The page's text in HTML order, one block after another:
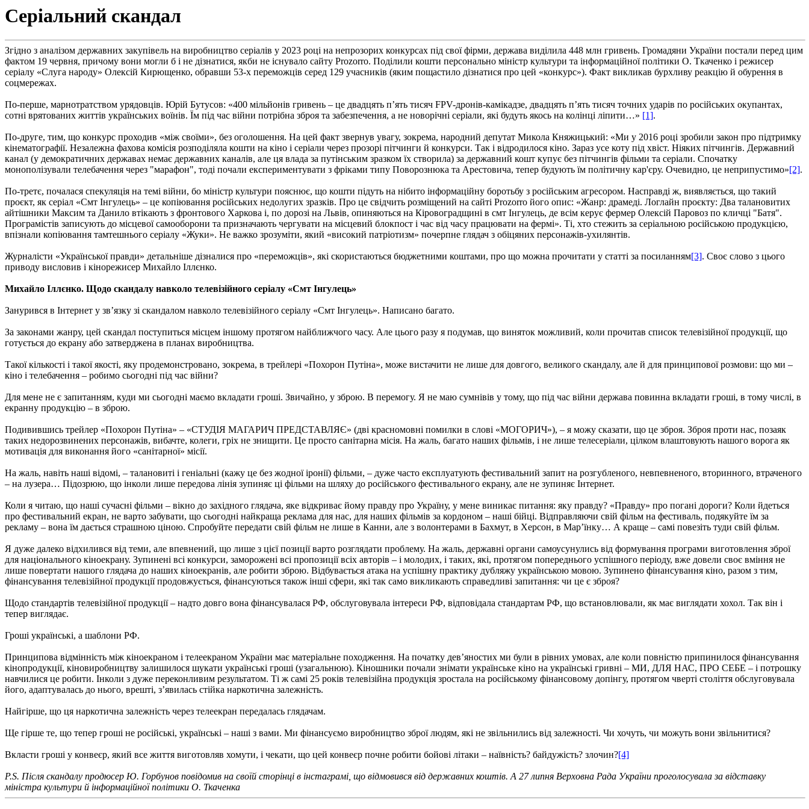
Серіальний скандал
Згідно з аналізом державних закупівель на виробництво серіалів у 2023 році на непрозорих конкурсах під свої фірми, держава виділила 448 млн гривень. Громадяни України постали перед цим
фактом 19 червня, причому вони могли б і не дізнатися, якби не існувало сайту Prozorro. Поділили кошти персонально міністр культури та інформаційної політики О. Ткаченко і режисер
серіалу «Слуга народу» Олексій Кирющенко, обравши 53-х переможців серед 129 учасників (яким пощастило дізнатися про цей «конкурс»). Факт викликав бурхливу реакцію й обурення в
соцмережах.
По-перше, марнотратством урядовців. Юрій Бутусов: «400 мільйонів гривень – це двадцять п’ять тисяч FPV-дронів-камікадзе, двадцять п’ять тисяч точних ударів по російських окупантах,
сотні врятованих життів українських воїнів. Їм під час війни потрібна зброя та забезпечення, а не новорічні серіали, які будуть якось на колінці ліпити…» [1].
По-друге, тим, що конкурс проходив «між своїми», без оголошення. На цей факт звернув увагу, зокрема, народний депутат Микола Княжицький: «Ми у 2016 році зробили закон про підтримку
кінематографії. Незалежна фахова комісія розподіляла кошти на кіно і серіали через прозорі пітчинги й конкурси. Так і відродилося кіно. Зараз усе коту під хвіст. Ніяких пітчингів. Державний
канал (у демократичних державах немає державних каналів, але ця влада за путінським зразком їх створила) за державний кошт купує без пітчингів фільми та серіали. Спочатку
монополізували телебачення через "марафон", тоді почали експериментувати з фріками типу Поворознюка та Арестовича, тепер будують їм політичну кар'єру. Очевидно, це неприпустимо»[2].
По-третє, почалася спекуляція на темі війни, бо міністр культури пояснює, що кошти підуть на нібито інформаційну боротьбу з російським агресором. Насправді ж, виявляється, що такий
проєкт, як серіал «Смт Інгулець» – це копіювання російських недолугих зразків. Про це свідчить розміщений на сайті Prozorro його опис: «Жанр: драмеді. Логлайн проєкту: Два талановитих
айтішники Максим та Данило втікають з фронтового Харкова і, по дорозі на Львів, опиняються на Кіровоградщині в смт Інгулець, де всім керує фермер Олексій Паровоз по кличці "Батя".
Програмістів записують до місцевої самооборони та призначають чергувати на місцевий блокпост і час від часу працювати на фермі». Ті, хто стежить за серіальною російською продукцією,
впізнали копіювання тамтешнього серіалу «Жуки». Не важко зрозуміти, який «високий патріотизм» почерпне глядач з обіцяних персонажів-ухилянтів.
Журналісти «Української правди» детальніше дізналися про «переможців», які скористаються бюджетними коштами, про що можна прочитати у статті за посиланням[3]. Своє слово з цього
приводу висловив і кінорежисер Михайло Іллєнко.
Михайло Іллєнко. Щодо скандалу навколо телевізійного серіалу «Смт Інгулець»
Занурився в Інтернет у зв’язку зі скандалом навколо телевізійного серіалу «Смт Інгулець». Написано багато.
За законами жанру, цей скандал поступиться місцем іншому протягом найближчого часу. Але цього разу я подумав, що виняток можливий, коли прочитав список телевізійної продукції, що
готується до екрану або затверджена в планах виробництва.
Такої кількості і такої якості, яку продемонстровано, зокрема, в трейлері «Похорон Путіна», може вистачити не лише для довгого, великого скандалу, але й для принципової розмови: що ми –
кіно і телебачення – робимо сьогодні під час війни?
Для мене не є запитанням, куди ми сьогодні маємо вкладати гроші. Звичайно, у зброю. В перемогу. Я не маю сумнівів у тому, що під час війни держава повинна вкладати гроші, в тому числі, в
екранну продукцію – в зброю.
Подивившись трейлер «Похорон Путіна» – «СТУДІЯ МАГАРИЧ ПРЕДСТАВЛЯЄ» (дві красномовні помилки в слові «МОГОРИЧ»), – я можу сказати, що це зброя. Зброя проти нас, позаяк
таких недорозвинених персонажів, вибачте, колеги, гріх не знищити. Це просто санітарна місія. На жаль, багато наших фільмів, і не лише телесеріали, цілком влаштовують нашого ворога як
мотивація для виконання його «санітарної» місії.
На жаль, навіть наші відомі, – талановиті і геніальні (кажу це без жодної іронії) фільми, – дуже часто експлуатують фестивальний запит на розгубленого, невпевненого, вторинного, втраченого
– на лузера… Підозрюю, що інколи лише передова лінія зупиняє ці фільми на шляху до російського фестивального екрану, але не зупиняє Інтернет.
Коли я читаю, що наші сучасні фільми – вікно до західного глядача, яке відкриває йому правду про Україну, у мене виникає питання: яку правду? «Правду» про погані дороги? Коли йдеться
про фестивальний екран, не варто забувати, що сьогодні найкраща реклама для нас, для наших фільмів за кордоном – наші бійці. Відправляючи свій фільм на фестиваль, подякуйте їм за
рекламу – вона їм дається страшною ціною. Спробуйте передати свій фільм не лише в Канни, але з волонтерами в Бахмут, в Херсон, в Мар’їнку… А краще – самі повезіть туди свій фільм.
Я дуже далеко відхилився від теми, але впевнений, що лише з цієї позиції варто розглядати проблему. На жаль, державні органи самоусунулись від формування програми виготовлення зброї
для національного кіноекрану. Зупинені всі конкурси, заморожені всі пропозиції всіх авторів – і молодих, і таких, які, протягом попереднього успішного періоду, вже довели своє вміння не
лише повертати нашого глядача до наших кіноекранів, але робити зброю. Відбувається атака на успішну практику дубляжу українською мовою. Зупинено фінансування кіно, разом з тим,
фінансування телевізійної продукції продовжується, фінансуються також інші сфери, які так само викликають справедливі запитання: чи це є зброя?
Щодо стандартів телевізійної продукції – надто довго вона фінансувалася РФ, обслуговувала інтереси РФ, відповідала стандартам РФ, що встановлювали, як має виглядати хохол. Так він і
тепер виглядає.
Гроші українські, а шаблони РФ.
Принципова відмінність між кіноекраном і телеекраном України має матеріальне походження. На початку дев’яностих ми були в рівних умовах, але коли повністю припинилося фінансування
кінопродукції, кіновиробництву залишилося шукати українські гроші (узагальнюю). Кіношники почали знімати українське кіно на українські гривні – МИ, ДЛЯ НАС, ПРО СЕБЕ – і потрошку
навчилися це робити. Інколи з дуже переконливим результатом. Ті ж самі 25 років телевізійна продукція зростала на російському фінансовому допінгу, протягом чверті століття обслуговувала
його, адаптувалась до нього, врешті, з’явилась стійка наркотична залежність.
Найгірше, що ця наркотична залежність через телеекран передалась глядачам.
Ще гірше те, що тепер гроші не російські, українські – наші з вами. Ми фінансуємо виробництво зброї людям, які не звільнились від залежності. Чи хочуть, чи можуть вони звільнитися?
Вкласти гроші у конвеєр, який все життя виготовляв хомути, і чекати, що цей конвеєр почне робити бойові літаки – наївність? байдужість? злочин?[4]
P.S. Після скандалу продюсер Ю. Горбунов повідомив на своїй сторінці в інстаграмі, що відмовився від державних коштів. А 27 липня Верховна Рада України проголосувала за відставку
міністра культури й інформаційної політики О. Ткаченка